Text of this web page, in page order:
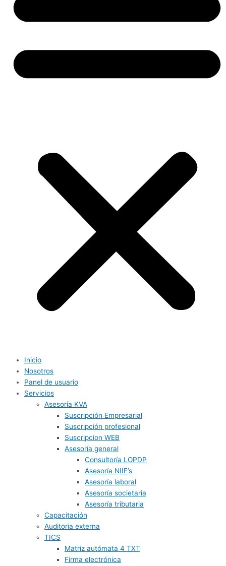
Inicio
Nosotros
Panel de usuario
Servicios
Asesoría KVA
Suscripción Empresarial
Suscripción profesional
Suscripcion WEB
Asesoría general
Consultoría LOPDP
Asesoría NIIF’s
Asesoría laboral
Asesoría societaria
Asesoría tributaria
Capacitación
Auditoria externa
TICS
Matriz autómata 4 TXT
Firma electrónica